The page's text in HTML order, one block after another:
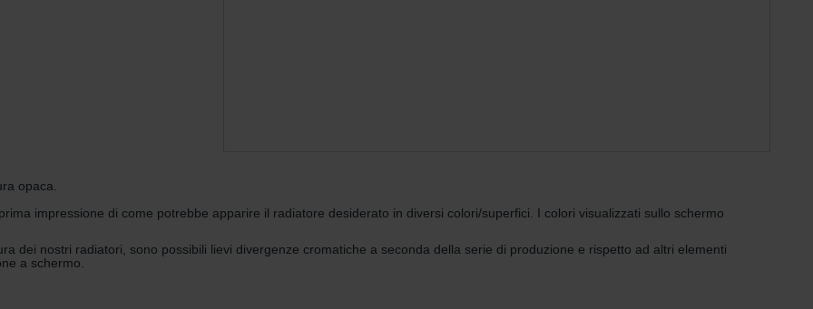
opaca.
impressione di come potrebbe apparire il radiatore desiderato in diversi colori/superfici. I colori visualizzati sullo schermo
dei nostri radiatori, sono possibili lievi divergenze cromatiche a seconda della serie di produzione e rispetto ad altri elementi
a schermo.